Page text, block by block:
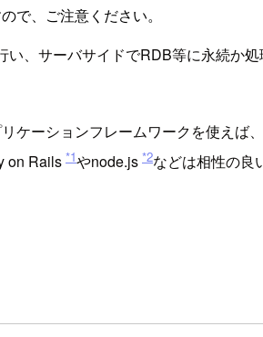
で、ご注意ください。
、サーバサイドでRDB等に永続か処
ーションフレームワークを使えば
on Rails *1やnode.js *2などは相性の良